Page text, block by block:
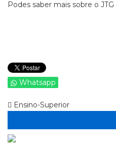
Podes saber mais sobre o JTG
Whatsapp
Ensino-Superior